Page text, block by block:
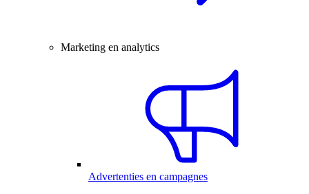
Marketing en analytics
Advertenties en campagnes